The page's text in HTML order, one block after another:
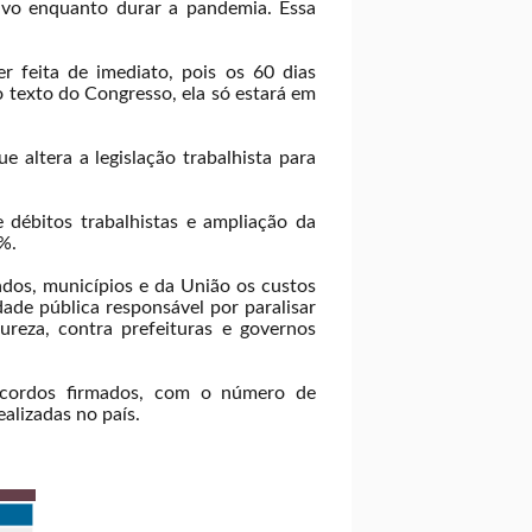
enquanto durar a pandemia. Essa
feita de imediato, pois os 60 dias
do Congresso, ela só estará em
altera a legislação trabalhista para
trabalhistas e ampliação da
municípios e da União os custos
pública responsável por paralisar
contra prefeituras e governos
firmados, com o número de
no país.